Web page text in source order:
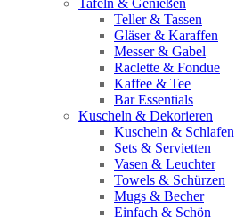
Tafeln & Genießen
Teller & Tassen
Gläser & Karaffen
Messer & Gabel
Raclette & Fondue
Kaffee & Tee
Bar Essentials
Kuscheln & Dekorieren
Kuscheln & Schlafen
Sets & Servietten
Vasen & Leuchter
Towels & Schürzen
Mugs & Becher
Einfach & Schön